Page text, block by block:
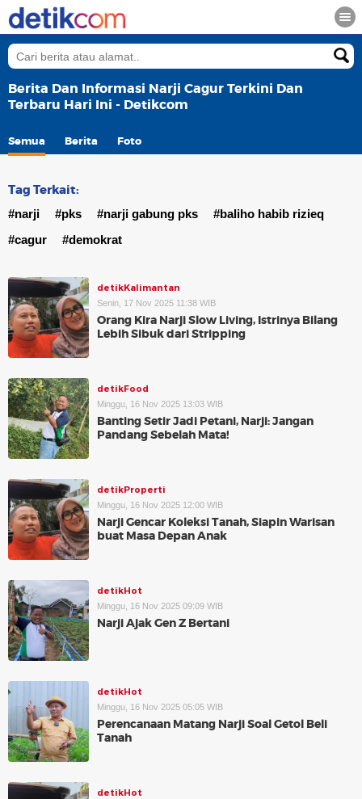
Berita Dan Informasi Narji Cagur Terkini Dan
Terbaru Hari Ini - Detikcom
Semua Berita Foto
Tag Terkait:
#narji #pks #narji gabung pks
#baliho habib rizieq
#cagur
#demokrat
detikKalimantan
Senin, 17 Nov 2025 11:38 WIB
Orang Kira Narji Slow Living, Istrinya Bilang
Lebih Sibuk dari Stripping
detikFood
Minggu, 16 Nov 2025 13:03 WIB
Banting Setir Jadi Petani, Narji: Jangan
Pandang Sebelah Mata!
detikProperti
Minggu, 16 Nov 2025 12:00 WIB
Narji Gencar Koleksi Tanah, Siapin Warisan
buat Masa Depan Anak
detikHot
Minggu, 16 Nov 2025 09:09 WIB
Narji Ajak Gen Z Bertani
detikHot
Minggu, 16 Nov 2025 05:05 WIB
Perencanaan Matang Narji Soal Getol Beli
Tanah
detikHot